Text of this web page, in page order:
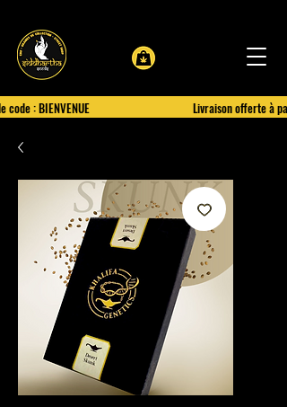
: BIENVENUE Livraison offerte à